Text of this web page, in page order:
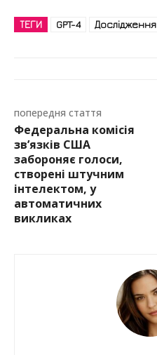
ТЕГИ GPT-4 Дослідження
попередня стаття
Федеральна комісія
зв’язків США
забороняє голоси,
створені штучним
інтелектом, у
автоматичних
викликах